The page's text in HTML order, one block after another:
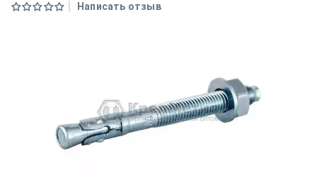
Написать отзыв